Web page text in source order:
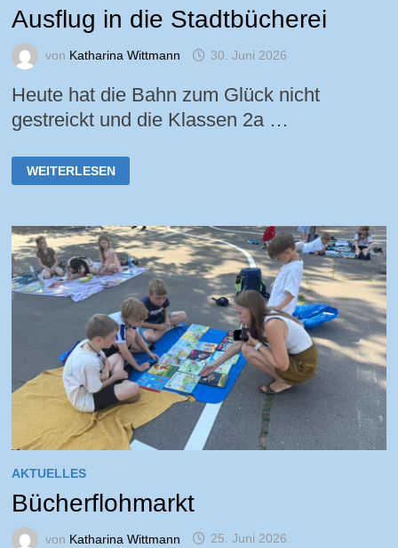
Ausflug in die Stadtbücherei
von Katharina Wittmann 30. Juni 2026
Heute hat die Bahn zum Glück nicht
gestreickt und die Klassen 2a …
IN
DIE
WEITERLESEN
AKTUELLES
Bücherflohmarkt
von Katharina Wittmann 25. Juni 2026